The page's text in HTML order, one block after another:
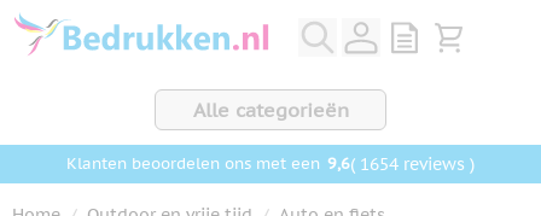
Ga naar de inhoud
View quote,
Bekijk
Alle categorieën
Klanten beoordelen ons met een 9,6( 1654 reviews )